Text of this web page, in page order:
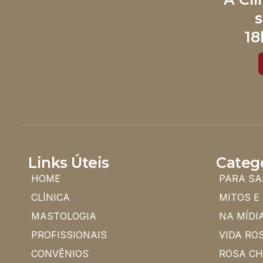
Links Úteis
HOME
CLÍNICA
MASTOLOGIA
PROFISSIONAIS
CONVÊNIOS
PARA
MITOS E
NA
VIDA
ROSA